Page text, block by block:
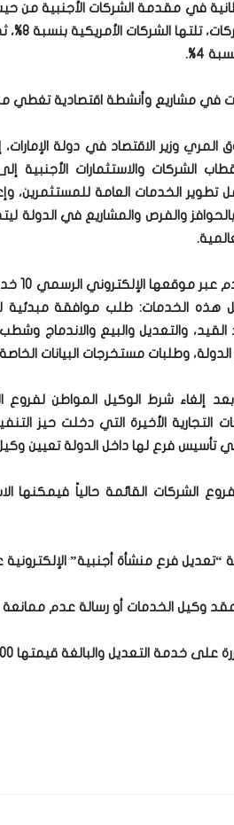
في مشاريع وأنشطة اقتصادية تغطي
المري وزير الاقتصاد في دولة
الشركات والاستثمارات
الخدمات العامة للمستثمرين،
والفرص والمشاريع في الدولة
هذه الخدمات: طلب موافقة
والتعديل والبيع والاندماج
وطلبات مستخرجات البيانات
بعد إلغاء شرط الوكيل المواطن
تأسيس فرع لها داخل الدولة تعيين
فرع منشأة أجنبية” الإلكترونية
عقد وكيل الخدمات أو رسالة عدم
خدمة التعديل والبالغة قيمتها 1500 درهم..